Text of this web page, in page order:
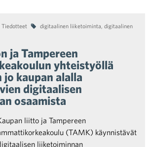
Tiedotteet digitaalinen liiketoiminta, digitaalinen
ja Tampereen
yhteistyöllä
jo kaupan alalla
digitaalisen
osaamista
liitto ja Tampereen
(TAMK) käynnistävät
liiketoiminnan